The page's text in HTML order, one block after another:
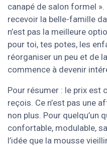
canapé de salon formel
recevoir la belle-famille
n’est pas la meilleure
pour toi, tes potes, les
réorganiser un peu et de
commence à devenir
Pour résumer : le prix est
reçois. Ce n’est pas une
non plus. Pour quelqu’un
confortable, modulable,
l’idée que la mousse